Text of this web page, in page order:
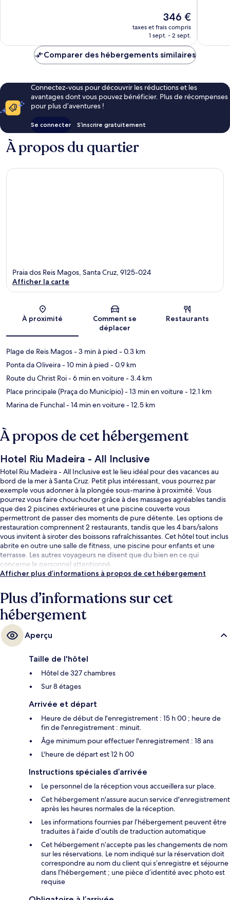
Le
nouveau
prix
de
346 €
taxes et frais compris
1 sept. - 2 sept.
Comparer des hébergements similaires
Connectez-vous pour découvrir les réductions et les
avantages dont vous pouvez bénéficier. Plus de récompenses
pour plus d’aventures !
Se connecter S’inscrire gratuitement
À propos du quartier
Carte
Praia dos Reis Magos, Santa Cruz, 9125-024
Afficher la carte
À proximité
Comment se
déplacer
Restaurants
Plage de Reis Magos- 3 min à pied - 0.3 km
Ponta da Oliveira- 10 min à pied - 0.9 km
Route du Christ Roi- 6 min en voiture- 3.4 km
Place principale (Praça do Município)- 13 min en voiture- 12.1 km
Marina de Funchal- 14 min en voiture- 12.5 km
À propos de cet hébergement
Hotel Riu Madeira - All Inclusive
Hotel Riu Madeira - All Inclusive est le lieu idéal pour des vacances au
bord de la mer à Santa Cruz. Petit plus intéressant, vous pourrez par
exemple vous adonner à la plongée sous-marine à proximité. Vous
pourrez vous faire chouchouter grâce à des massages agréables tandis
que des 2 piscines extérieures et une piscine couverte vous
permettront de passer des moments de pure détente. Les options de
restauration comprennent 2 restaurants, tandis que les 4 bars/salons
vous invitent à siroter des boissons rafraîchissantes. Cet hôtel tout inclus
abrite en outre une salle de fitness, une piscine pour enfants et une
terrasse. Les autres voyageurs ne disent que du bien en ce qui
concerne le personnel attentionné.
Afficher plus d’informations à propos de cet hébergement
Plus d’informations sur cet
hébergement
Aperçu
Taille de l'hôtel
Hôtel de 327 chambres
Sur 8 étages
Arrivée et départ
Heure de début de l'enregistrement : 15 h 00 ; heure de
fin de l'enregistrement : minuit.
Âge minimum pour effectuer l'enregistrement : 18 ans
L'heure de départ est 12 h 00
Instructions spéciales d’arrivée
Le personnel de la réception vous accueillera sur place.
Cet hébergement n'assure aucun service d'enregistrement
après les heures normales de la réception.
Les informations fournies par l’hébergement peuvent être
traduites à l’aide d’outils de traduction automatique
Cet hébergement n’accepte pas les changements de nom
sur les réservations. Le nom indiqué sur la réservation doit
correspondre au nom du client qui s’enregistre et séjourne
dans l’hébergement ; une pièce d’identité avec photo est
requise